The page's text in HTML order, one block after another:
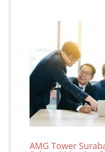
AMG Tower